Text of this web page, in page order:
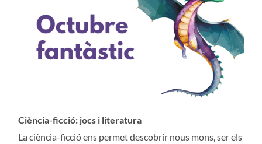
Ciència-ficció: jocs i literatura
La ciència-ficció ens permet descobrir nous mons, ser els